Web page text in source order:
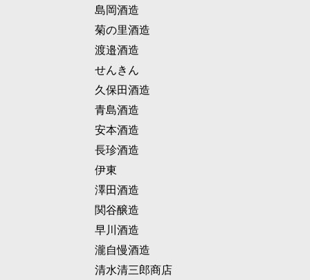
島岡酒造
菊の里酒造
渡邉酒造
せんきん
久保田酒造
青島酒造
安本酒造
長珍酒造
伊東
澤田酒造
関谷醸造
早川酒造
瀧自慢酒造
清水清三郎商店